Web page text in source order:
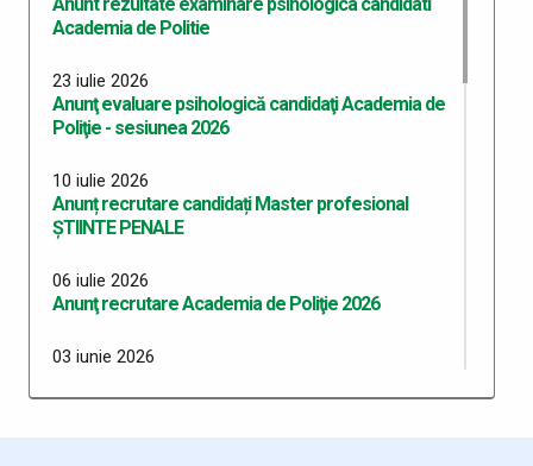
Academia de Politie
23 iulie 2026
Anunţ evaluare psihologică candidaţi Academia de
Poliţie - sesiunea 2026
10 iulie 2026
Anunț recrutare candidați Master profesional
ȘTIINTE PENALE
06 iulie 2026
Anunţ recrutare Academia de Poliţie 2026
03 iunie 2026